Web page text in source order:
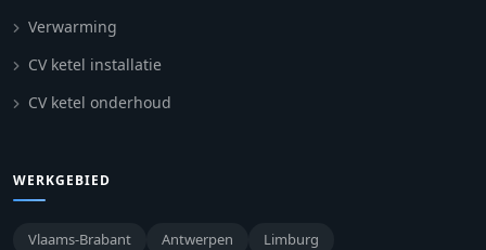
Verwarming
CV ketel installatie
CV ketel onderhoud
WERKGEBIED
Vlaams-Brabant Antwerpen
Limburg